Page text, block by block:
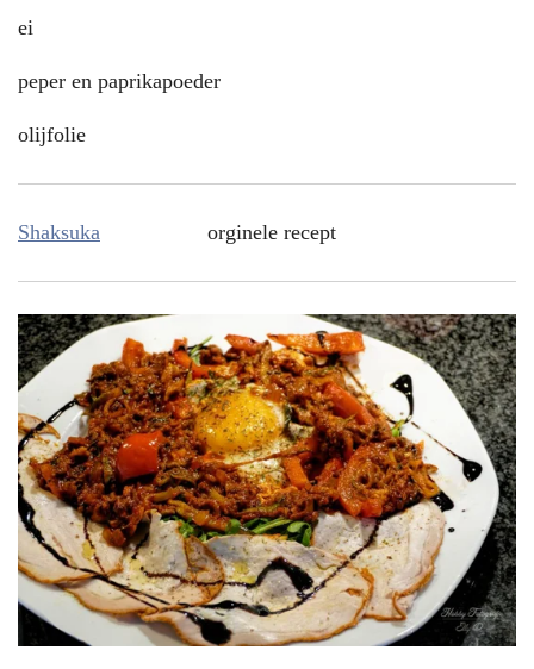
ei
peper en paprikapoeder
olijfolie
Shaksuka orginele recept